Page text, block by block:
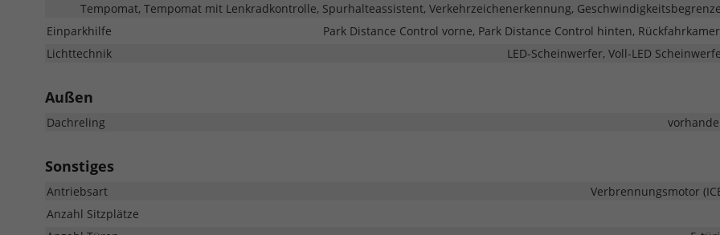
Tempomat, Tempomat mit Lenkradkontrolle, Spurhalteassistent, Verkehrzeichenerkennung,
Einparkhilfe
Park Distance Control vorne, Park Distance Control hinten,
Lichttechnik
LED-Scheinwerfer, Voll-LED
Außen
Dachreling
Sonstiges
Antriebsart
Verbrennungsmotor
Anzahl Sitzplätze